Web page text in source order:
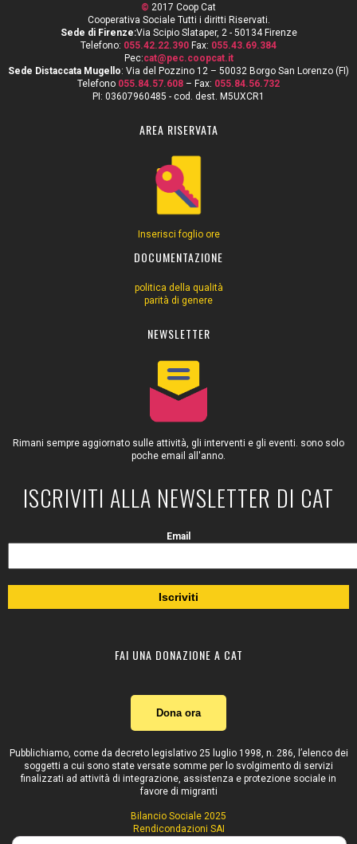
© 2017 Coop Cat
Cooperativa Sociale Tutti i diritti Riservati.
Sede di Firenze:Via Scipio Slataper, 2 - 50134 Firenze
Telefono: 055.42.22.390 Fax: 055.43.69.384
Pec:cat@pec.coopcat.it
Sede Distaccata Mugello: Via del Pozzino 12 – 50032 Borgo San Lorenzo (FI)
Telefono 055.84.57.608 – Fax: 055.84.56.732
PI: 03607960485 - cod. dest. M5UXCR1
AREA RISERVATA
Inserisci foglio ore
DOCUMENTAZIONE
politica della qualità
parità di genere
NEWSLETTER
Rimani sempre aggiornato sulle attività, gli interventi e gli eventi. sono solo
poche email all'anno.
ISCRIVITI ALLA NEWSLETTER DI CAT
Email
FAI UNA DONAZIONE A CAT
Dona ora
Pubblichiamo, come da decreto legislativo 25 luglio 1998, n. 286, l’elenco dei
soggetti a cui sono state versate somme per lo svolgimento di servizi
finalizzati ad attività di integrazione, assistenza e protezione sociale in
favore di migranti
Bilancio Sociale 2025
Rendicondazioni SAI